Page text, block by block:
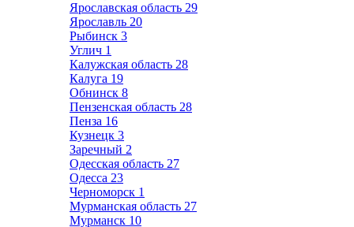
Ярославская область 29
Ярославль 20
Рыбинск 3
Углич 1
Калужская область 28
Калуга 19
Обнинск 8
Пензенская область 28
Пенза 16
Кузнецк 3
Заречный 2
Одесская область 27
Одесса 23
Черноморск 1
Мурманская область 27
Мурманск 10